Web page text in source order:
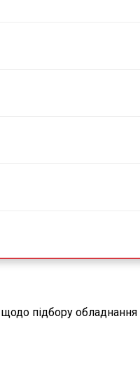
підбору обладнання